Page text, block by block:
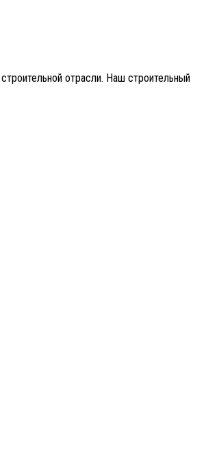
отрасли. Наш строительный